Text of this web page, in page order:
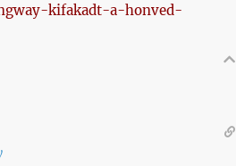
kifakadt-a-honved-